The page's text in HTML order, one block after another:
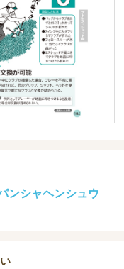
ンシャヘンシュウ